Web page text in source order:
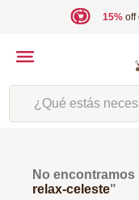
15%off
¿Qué estás
No
relax-celeste"